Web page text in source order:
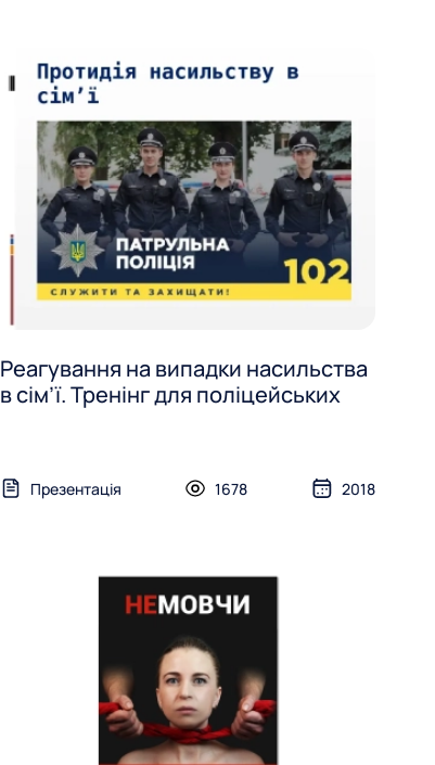
Реагування на випадки насильства
в сім’ї. Тренінг для поліцейських
Презентація 1678 2018